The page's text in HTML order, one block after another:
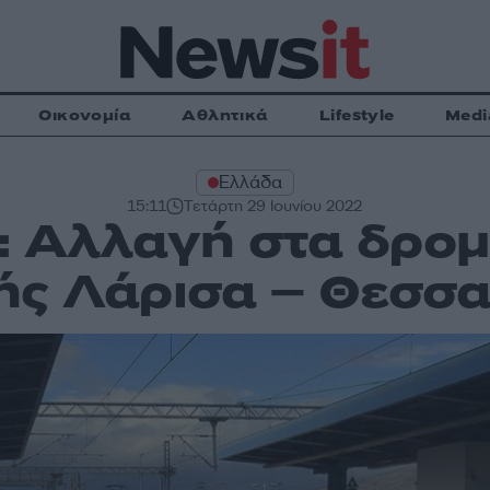
Οικονομία Αθλητικά Lifestyle
Ελλάδα
15:11 Τετάρτη 29 Ιουνίου 2022
στα
Λάρισα –